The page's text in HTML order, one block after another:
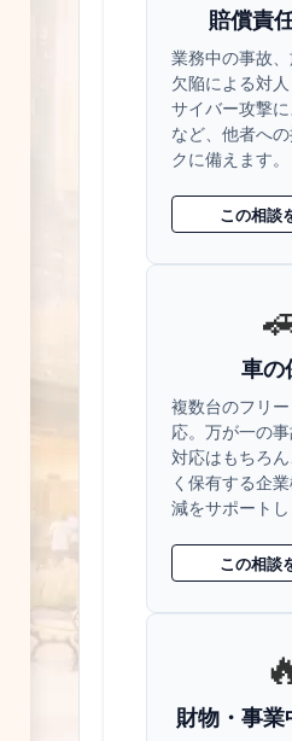
賠償責
業務中の事故
欠陥による対人
サイバー攻撃
など、他者へ
クに備えます。
この相談
車の
複数台のフリ
応。万が一の
対応はもちろ
く保有する企
減をサポートし
この相談
財物・事